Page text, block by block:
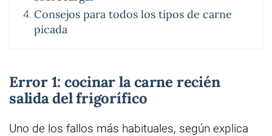
Consejos para todos los tipos de carne
picada
Error 1: cocinar la carne recién
salida del frigorífico
Uno de los fallos más habituales, según explica